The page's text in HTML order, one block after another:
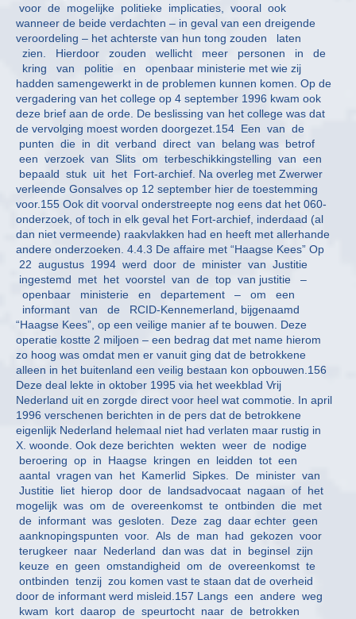
voor de mogelijke politieke implicaties, vooral ook
wanneer de beide verdachten – in geval van een dreigende
veroordeling – het achterste van hun tong zouden laten
zien. Hierdoor zouden wellicht meer personen in de
kring van politie en openbaar ministerie met wie zij
hadden samengewerkt in de problemen kunnen komen. Op de
vergadering van het college op 4 september 1996 kwam ook
deze brief aan de orde. De beslissing van het college was dat
de vervolging moest worden doorgezet.154 Een van de
punten die in dit verband direct van belang was betrof
een verzoek van Slits om terbeschikkingstelling van een
bepaald stuk uit het Fort-archief. Na overleg met Zwerwer
verleende Gonsalves op 12 september hier de toestemming
voor.155 Ook dit voorval onderstreepte nog eens dat het 060-
onderzoek, of toch in elk geval het Fort-archief, inderdaad (al
dan niet vermeende) raakvlakken had en heeft met allerhande
andere onderzoeken. 4.4.3 De affaire met “Haagse Kees” Op
22 augustus 1994 werd door de minister van Justitie
ingestemd met het voorstel van de top van justitie –
openbaar ministerie en departement – om een
informant van de RCID-Kennemerland, bijgenaamd
“Haagse Kees”, op een veilige manier af te bouwen. Deze
operatie kostte 2 miljoen – een bedrag dat met name hierom
zo hoog was omdat men er vanuit ging dat de betrokkene
alleen in het buitenland een veilig bestaan kon opbouwen.156
Deze deal lekte in oktober 1995 via het weekblad Vrij
Nederland uit en zorgde direct voor heel wat commotie. In april
1996 verschenen berichten in de pers dat de betrokkene
eigenlijk Nederland helemaal niet had verlaten maar rustig in
X. woonde. Ook deze berichten wekten weer de nodige
beroering op in Haagse kringen en leidden tot een
aantal vragen van het Kamerlid Sipkes. De minister van
Justitie liet hierop door de landsadvocaat nagaan of het
mogelijk was om de overeenkomst te ontbinden die met
de informant was gesloten. Deze zag daar echter geen
aanknopingspunten voor. Als de man had gekozen voor
terugkeer naar Nederland dan was dat in beginsel zijn
keuze en geen omstandigheid om de overeenkomst te
ontbinden tenzij zou komen vast te staan dat de overheid
door de informant werd misleid.157 Langs een andere weg
kwam kort daarop de speurtocht naar de betrokken